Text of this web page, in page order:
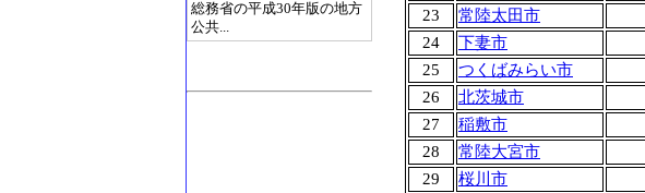
23
常陸太田市
24
下妻市
25
つくばみらい市
26
北茨城市
27
稲敷市
28
常陸大宮市
29
桜川市
総務省の平成30年版の地方
公共...